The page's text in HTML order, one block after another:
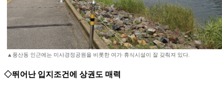
▲풍산동 인근에는 미사경정공원을 비롯한 여가·휴식시설이 잘 갖춰져 있다.
◇뛰어난 입지조건에 상권도 매력